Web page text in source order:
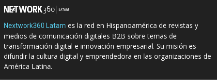
Nextwork360 Latam es la red en Hispanoamérica de revistas y
medios de comunicación digitales B2B sobre temas de
transformación digital e innovación empresarial. Su misión es
difundir la cultura digital y emprendedora en las organizaciones de
América Latina.